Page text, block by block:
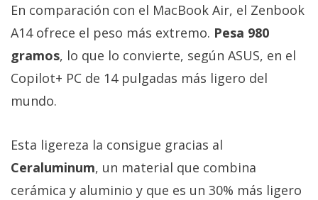
En comparación con el MacBook Air, el Zenbook
A14 ofrece el peso más extremo. Pesa 980
gramos, lo que lo convierte, según ASUS, en el
Copilot+ PC de 14 pulgadas más ligero del
mundo.
Esta ligereza la consigue gracias al
Ceraluminum, un material que combina
cerámica y aluminio y que es un 30% más ligero